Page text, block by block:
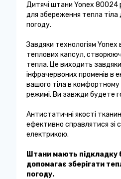
Дитячі штани Yonex 80024
для збереження тепла
погоду.
Завдяки технологіям Yonex
теплових капсул,
тепла. Це виходить
інфрачервоних променів в
вашого тіла в
режимі. Ви завжди будете
Антистатичні якості
ефективно справлятися зі
електрикою.
Штани мають підкладку
допомагає зберігати
погоду.